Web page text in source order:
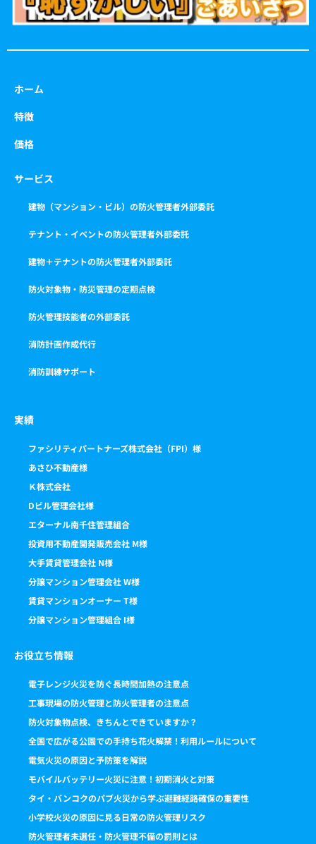
ホーム
特徴
価格
サービス
建物（マンション・ビル）の防火管理者外部委託
テナント・イベントの防火管理者外部委託
建物＋テナントの防火管理者外部委託
防火対象物・防災管理の定期点検
防火管理技能者の外部委託
消防計画作成代行
消防訓練サポート
実績
ファシリティパートナーズ株式会社（FPI）様
あさひ不動産様
Ｋ株式会社
Dビル管理会社様
エターナル南千住管理組合
投資用不動産開発販売会社 M様
大手賃貸管理会社 N様
分譲マンション管理会社 W様
賃貸マンションオーナー T様
分譲マンション管理組合 I様
お役立ち情報
電子レンジ火災を防ぐ長時間加熱の注意点
工事現場の防火管理と防火管理者の注意点
防火対象物点検、きちんとできていますか？
全国で広がる公園での手持ち花火解禁！利用ルールについて
電気火災の原因と予防策を解説
モバイルバッテリー火災に注意！初期消火と対策
タイ・バンコクのパブ火災から学ぶ避難経路確保の重要性
小学校火災の原因に見る日常の防火管理リスク
防火管理者未選任・防火管理不備の罰則とは